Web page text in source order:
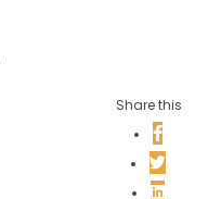
Share this